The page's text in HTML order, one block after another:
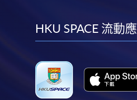
HKU SPACE 流動